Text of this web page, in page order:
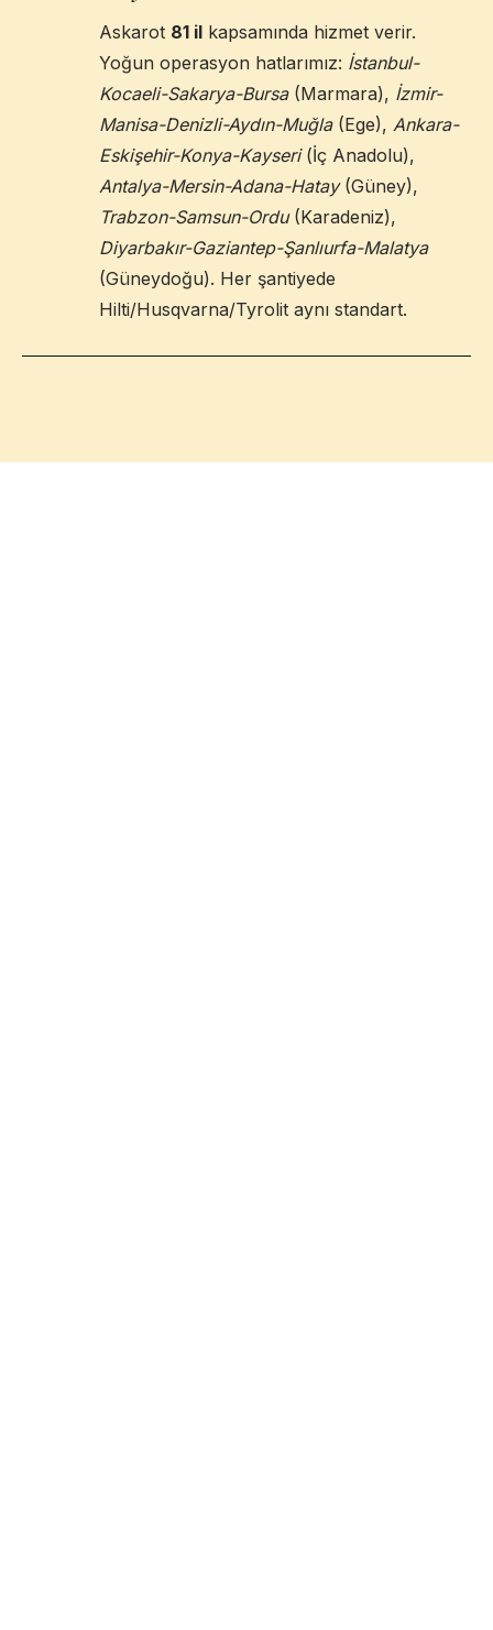
Askarot 81 il kapsamında hizmet verir.
Yoğun operasyon hatlarımız: İstanbul-
Kocaeli-Sakarya-Bursa(Marmara), İzmir-
Manisa-Denizli-Aydın-Muğla(Ege), Ankara-
Eskişehir-Konya-Kayseri(İç Anadolu),
Antalya-Mersin-Adana-Hatay(Güney),
Trabzon-Samsun-Ordu(Karadeniz),
Diyarbakır-Gaziantep-Şanlıurfa-Malatya
(Güneydoğu). Her şantiyede
Hilti/Husqvarna/Tyrolit aynı standart.